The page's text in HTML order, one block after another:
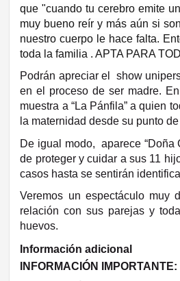
que "cuando tu cerebro emite
muy bueno reír y más aún si
nuestro cuerpo le hace falta.
toda la familia . APTA PARA
Podrán apreciar el show
en el proceso de ser madre.
muestra a “La Pánfila” a quien
la maternidad desde su punto
De igual modo, aparece “Doña
de proteger y cuidar a sus 11
casos hasta se sentirán
Veremos un espectáculo muy
relación con sus parejas y
huevos.
Información adicional
INFORMACIÓN IMPORTANTE: